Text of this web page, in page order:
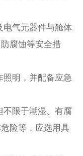
电气元器件与舱体
腐蚀等安全措
照明，并配备应急
不限于潮湿、有腐
险等，应选用具